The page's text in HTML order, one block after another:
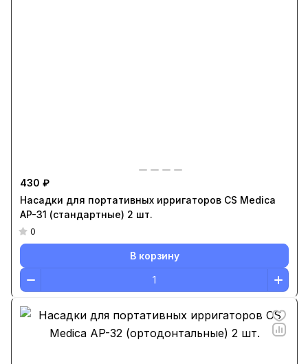
430 ₽
Насадки для портативных ирригаторов CS Medica
AP-31 (стандартные) 2 шт.
0
В корзину